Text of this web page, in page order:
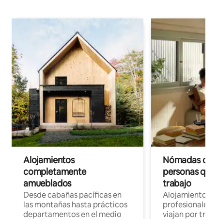
Alojamientos
completamente
amueblados
Desde cabañas pacíficas en
las montañas hasta prácticos
departamentos en el medio
Nómadas
personas
trabajo
Alojamientos
profesionales
viajan por